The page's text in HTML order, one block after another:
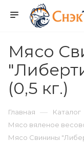
Мясо
(0,5 кг.)
Главная — Каталог
Мясо вяленое
Мясо Свинины